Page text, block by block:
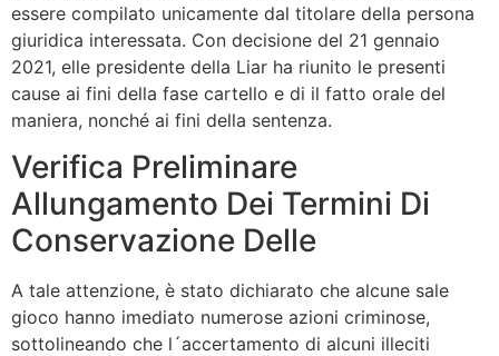
essere compilato unicamente dal titolare della persona
giuridica interessata. Con decisione del 21 gennaio
2021, elle presidente della Liar ha riunito le presenti
cause ai fini della fase cartello e di il fatto orale del
maniera, nonché ai fini della sentenza.
Verifica Preliminare
Allungamento Dei Termini Di
Conservazione Delle
A tale attenzione, è stato dichiarato che alcune sale
gioco hanno imediato numerose azioni criminose,
sottolineando che l´accertamento di alcuni illeciti